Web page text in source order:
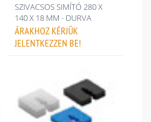
SZIVACSOS SIMÍTÓ 280 X
140 X 18 MM - DURVA
ÁRAKHOZ KÉRJÜK
JELENTKEZZEN BE!